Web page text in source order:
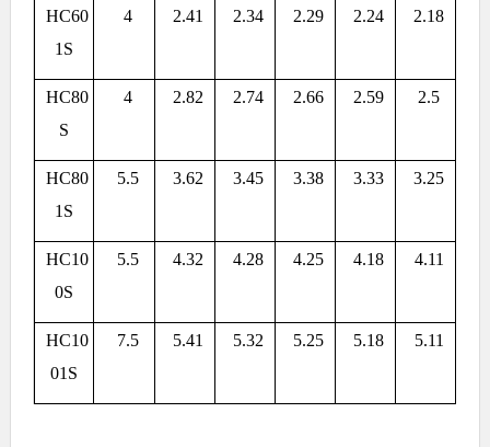
HC60
1S
4 2.41 2.34 2.29 2.24 2.18
HC80
S
4 2.82 2.74 2.66 2.59 2.5
HC80
1S
5.5 3.62 3.45 3.38 3.33 3.25
HC10
0S
5.5 4.32 4.28 4.25 4.18 4.11
HC10
01S
7.5 5.41 5.32 5.25 5.18 5.11